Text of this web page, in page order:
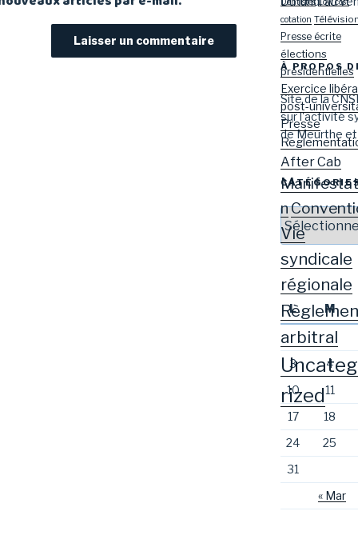
cotation
Presse écrite
élections
présidentielles
Exercice
post-
Presse
After Cab
n
Vie
syndicale
régionale
arbitral
rized
À PROPOS
Site de la
sur l'activité
de Meurthe
Catégories
L M
« Mar
3
4
10
11
17
18
24
25
31